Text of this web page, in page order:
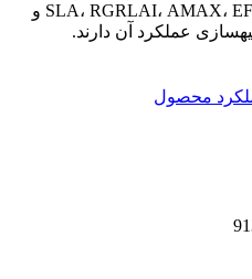
پارامترهای مرتبط با جذب نور (SLA، RGRLAI، AMAX، EFF و
محصول